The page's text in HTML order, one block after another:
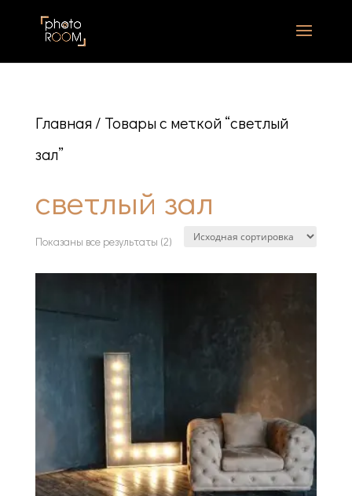
Главная / Товары с меткой “светлый
зал”
светлый зал
Показаны все результаты (2)